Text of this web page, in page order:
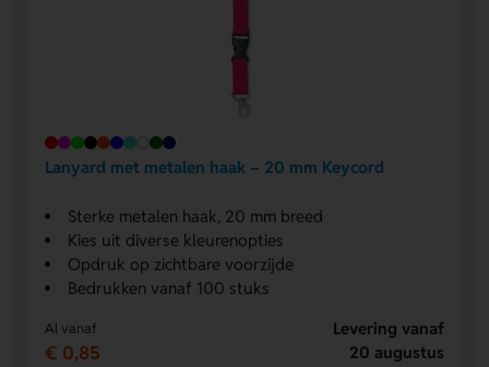
Lanyard met metalen haak – 20 mm Keycord
Sterke metalen haak, 20 mm breed
Kies uit diverse kleurenopties
Opdruk op zichtbare voorzijde
Bedrukken vanaf 100 stuks
Al vanaf
€ 0,85
Levering vanaf
20 augustus